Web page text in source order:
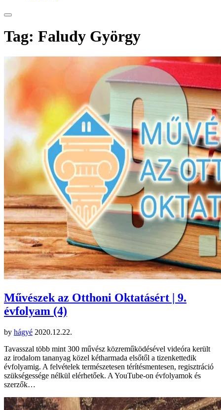
Tag: Faludy György
Művészek az Otthoni Oktatásért | 9.
évfolyam (4)
by hágyé 2020.12.22.
Tavasszal több mint 300 művész közreműködésével videóra került
az irodalom tananyag közel kétharmada elsőtől a tizenkettedik
évfolyamig. A felvételek természetesen térítésmentesen, regisztráció
szükségessége nélkül elérhetőek. A YouTube-on évfolyamok és
szerzők…